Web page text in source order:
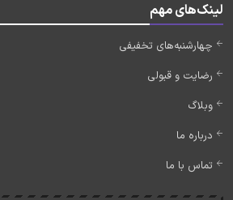
لینک‌های مهم
چهارشنبه‌های تخفیفی
رضایت و قبولی
وبلاگ
درباره ما
تماس با ما